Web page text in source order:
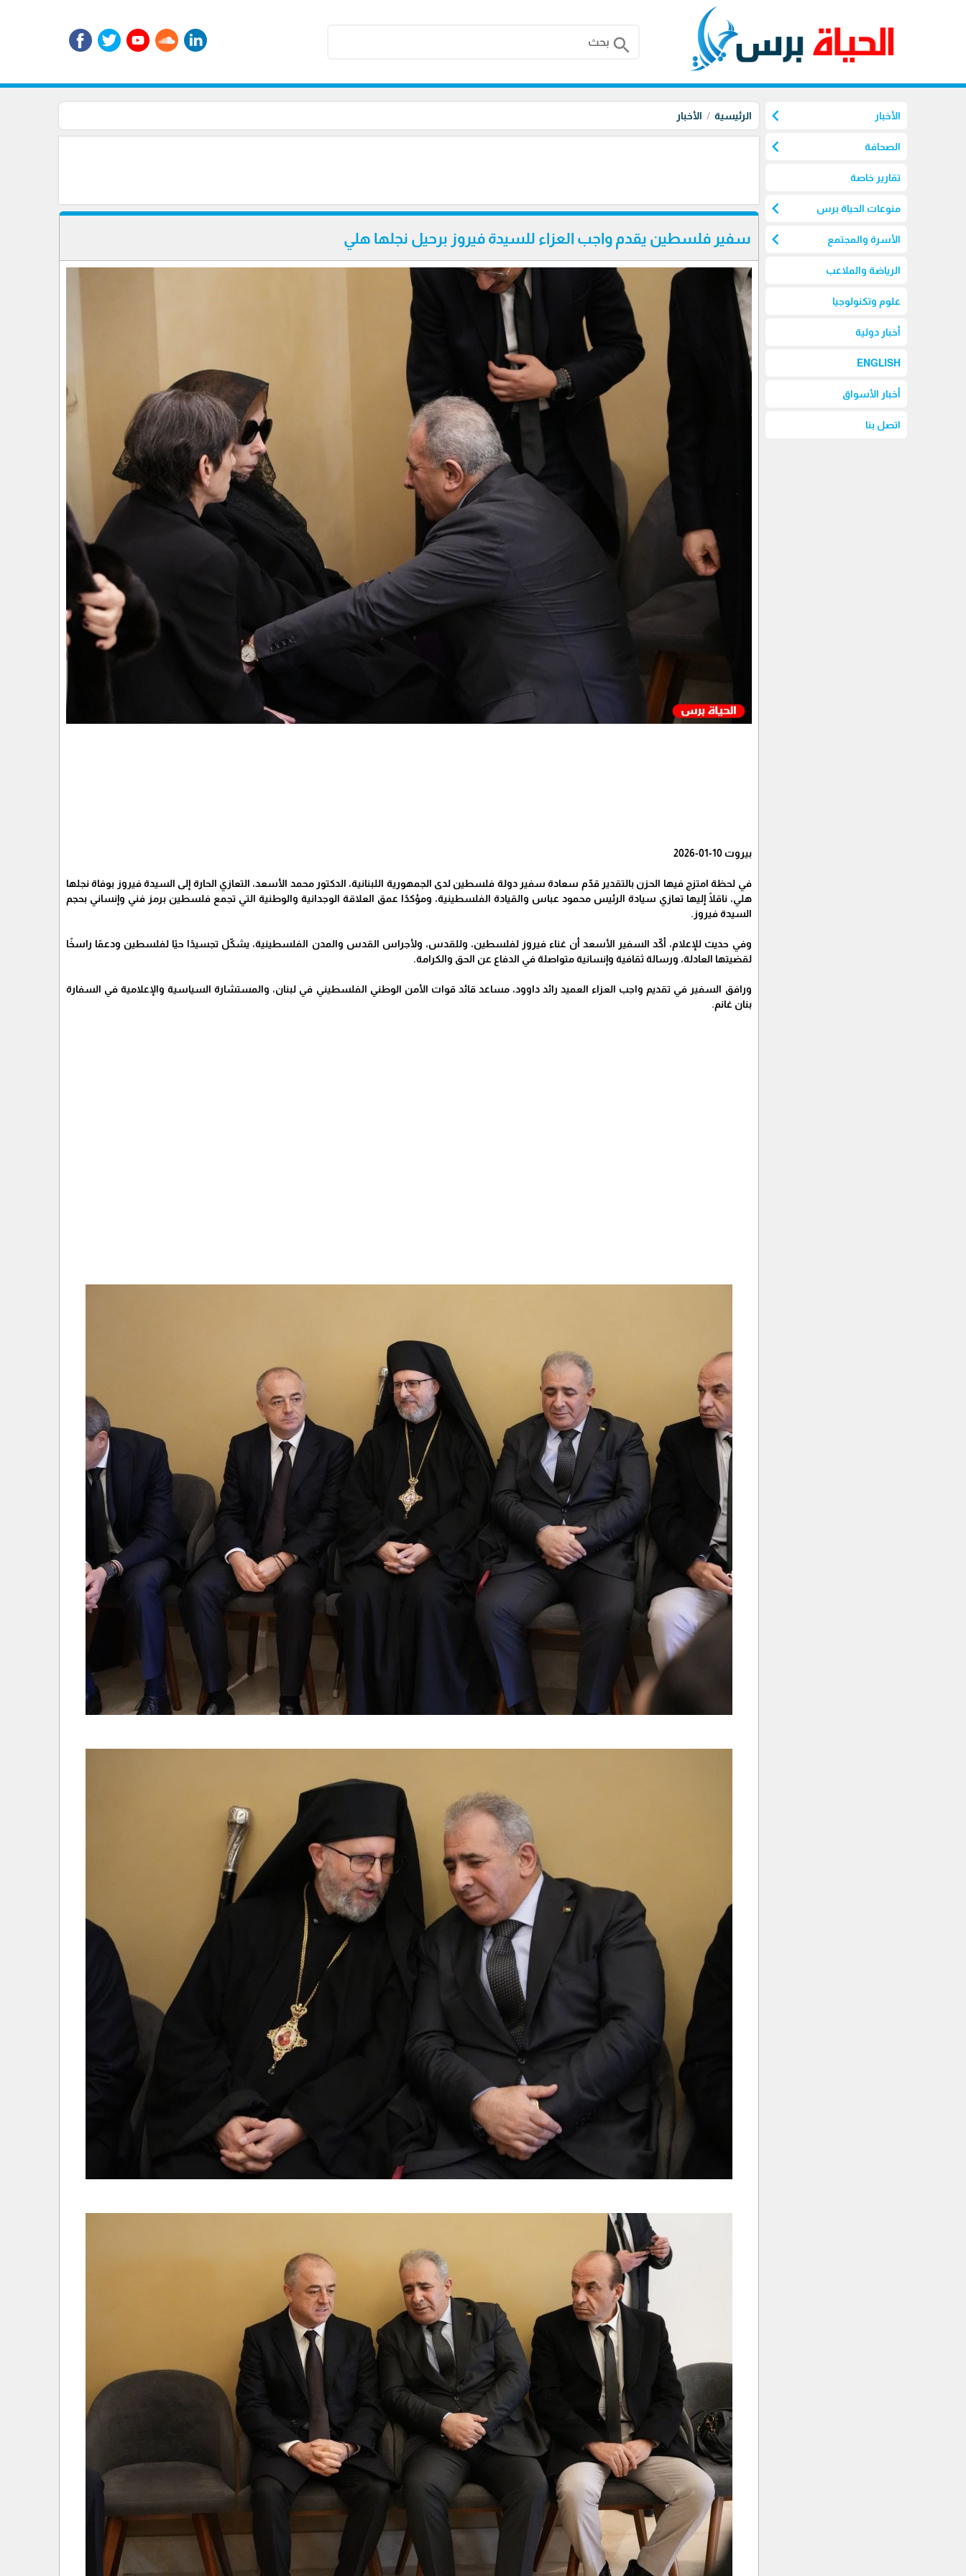
search
الأخبار chevron_left
الصحافة chevron_left
تقارير خاصة
منوعات الحياة برس chevron_left
الأسرة والمجتمع chevron_left
الرياضة والملاعب
علوم وتكنولوجيا
أخبار دولية
ENGLISH
أخبار الأسواق
اتصل بنا
الرئيسية الأخبار
سفير فلسطين يقدم واجب العزاء للسيدة فيروز برحيل نجلها هلي
بيروت 10-01-2026
في لحظة امتزج فيها الحزن بالتقدير قدّم سعادة سفير دولة فلسطين لدى الجمهورية اللبنانية، الدكتور محمد الأسعد، التعازي الحارة إلى السيدة فيروز بوفاة نجلها
هلي، ناقلًا إليها تعازي سيادة الرئيس محمود عباس والقيادة الفلسطينية، ومؤكدًا عمق العلاقة الوجدانية والوطنية التي تجمع فلسطين برمز فني وإنساني بحجم
السيدة فيروز.
وفي حديث للإعلام، أكّد السفير الأسعد أن غناء فيروز لفلسطين، وللقدس، ولأجراس القدس والمدن الفلسطينية، يشكّل تجسيدًا حيًا لفلسطين ودعمًا راسخًا
لقضيتها العادلة، ورسالة ثقافية وإنسانية متواصلة في الدفاع عن الحق والكرامة.
ورافق السفير في تقديم واجب العزاء العميد رائد داوود، مساعد قائد قوات الأمن الوطني الفلسطيني في لبنان، والمستشارة السياسية والإعلامية في السفارة
بنان غانم.